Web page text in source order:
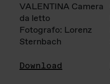
VALENTINA Camera
da letto
Fotografo: Lorenz
Sternbach
Download